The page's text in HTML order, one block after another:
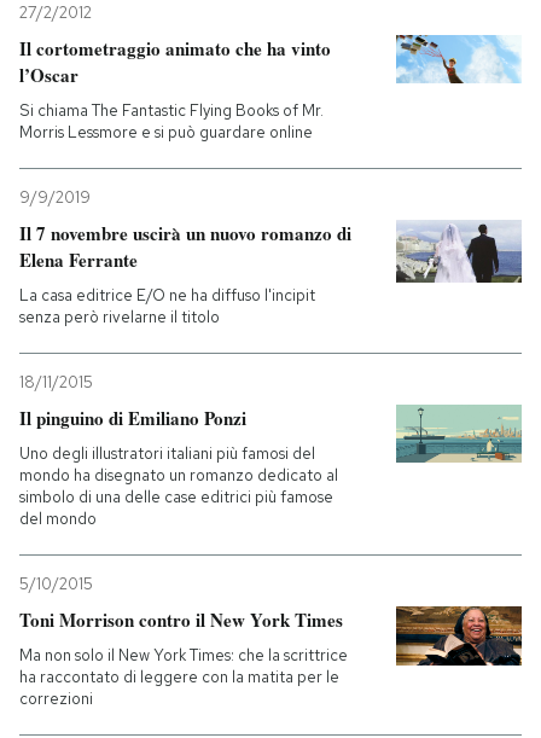
27/2/2012
Il cortometraggio animato che ha vinto
l’Oscar
Si chiama The Fantastic Flying Books of Mr.
Morris Lessmore e si può guardare online
9/9/2019
Il 7 novembre uscirà un nuovo romanzo di
Elena Ferrante
La casa editrice E/O ne ha diffuso l'incipit
senza però rivelarne il titolo
18/11/2015
Il pinguino di Emiliano Ponzi
Uno degli illustratori italiani più famosi del
mondo ha disegnato un romanzo dedicato al
simbolo di una delle case editrici più famose
del mondo
5/10/2015
Toni Morrison contro il New York Times
Ma non solo il New York Times: che la scrittrice
ha raccontato di leggere con la matita per le
correzioni